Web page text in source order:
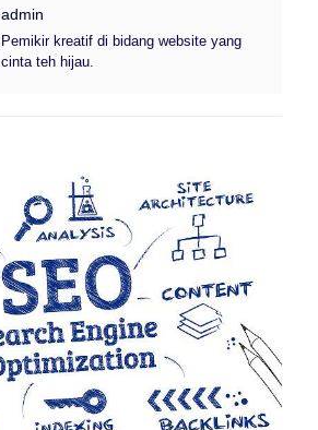
admin
Pemikir kreatif di bidang website yang
cinta teh hijau.